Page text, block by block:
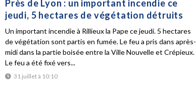
Près de Lyon : un important incendie ce
jeudi, 5 hectares de végétation détruits
31 juillet à 10:10
Un important incendie à Rillieux la Pape ce jeudi. 5 hectares
de végétation sont partis en fumée. Le feu a pris dans après-
midi dans la partie boisée entre la Ville Nouvelle et Crépieux.
Le feu a été fixé vers...